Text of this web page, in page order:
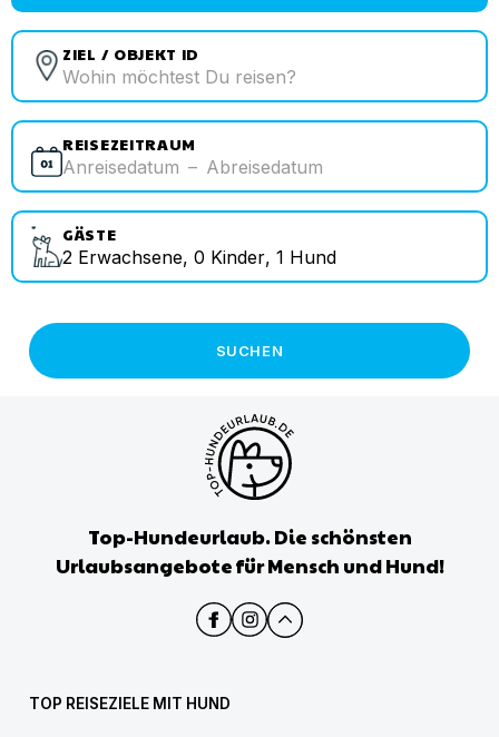
ZIEL / OBJEKT ID
REISEZEITRAUM
Anreisedatum – Abreisedatum
GÄSTE
2 Erwachsene, 0 Kinder, 1 Hund
SUCHEN
Top-Hundeurlaub. Die schönsten
Urlaubsangebote für Mensch und Hund!
TOP REISEZIELE MIT HUND